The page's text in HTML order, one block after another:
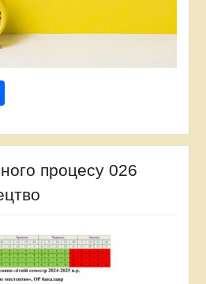
Поділитися
процесу 026